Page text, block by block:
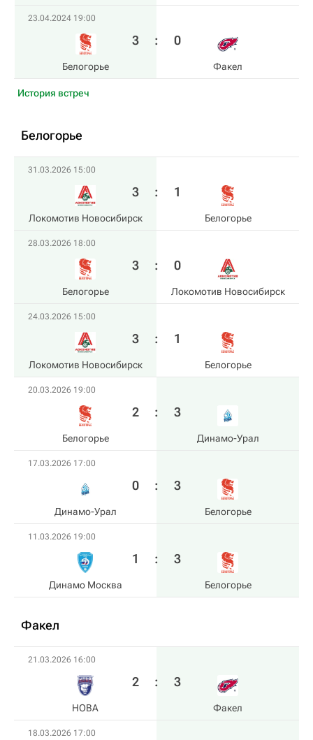
23.04.2024 19:00
Белогорье
3 : 0
Факел
История встреч
Белогорье
31.03.2026 15:00
Локомотив Новосибирск
3 : 1
Белогорье
28.03.2026 18:00
Белогорье
3 : 0
Локомотив Новосибирск
24.03.2026 15:00
Локомотив Новосибирск
3 : 1
Белогорье
20.03.2026 19:00
Белогорье
2 : 3
Динамо-Урал
17.03.2026 17:00
Динамо-Урал
0 : 3
Белогорье
11.03.2026 19:00
Динамо Москва
1 : 3
Белогорье
Факел
21.03.2026 16:00
HOBA
2 : 3
Факел
18.03.2026 17:00